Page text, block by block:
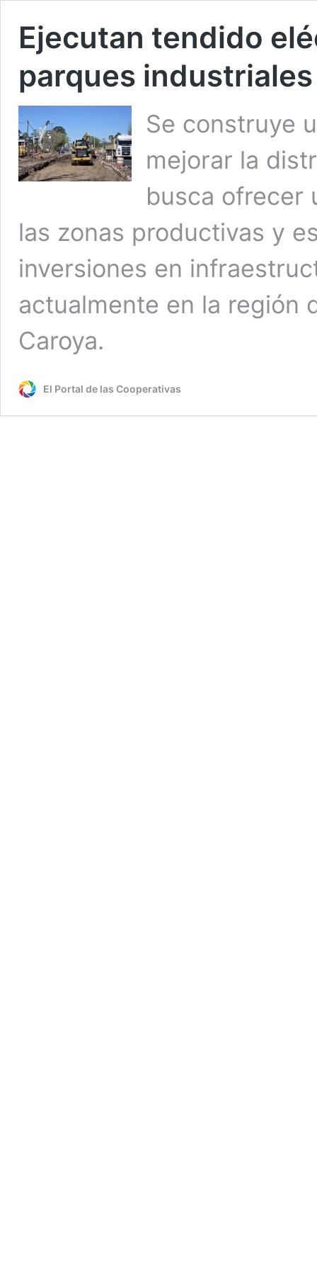
Ejecutan tendido
parques industriales
Se construye
mejorar la
busca ofrecer
las zonas productivas y
inversiones en
actualmente en la región
Caroya.
El Portal de las Cooperativas